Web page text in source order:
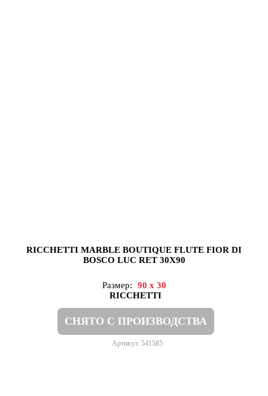
RICCHETTI MARBLE BOUTIQUE FLUTE FIOR DI
BOSCO LUC RET 30X90
Размер:
90 x 30
RICCHETTI
СНЯТО С ПРОИЗВОДСТВА
Артикул: 541585